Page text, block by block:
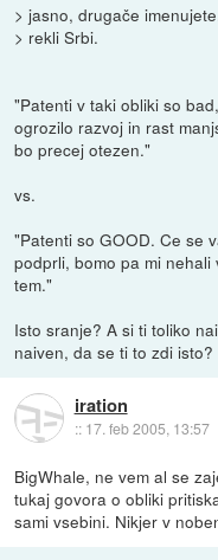
> jasno, drugače
> rekli Srbi.
"Patenti v taki obliki so
ogrozilo razvoj in rast
bo precej otezen."
vs.
"Patenti so GOOD. Ce se
podprli, bomo pa mi
tem."
Isto sranje? A si ti toliko
naiven, da se ti to zdi isto?
iration
:: 17. feb 2005, 13:57
BigWhale, ne vem al se
tukaj govora o obliki
sami vsebini. Nikjer v